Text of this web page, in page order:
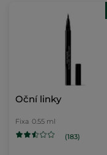
Oční linky
Fixa 0.55 ml
(183)